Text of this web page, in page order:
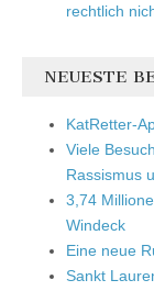
rechtlich
NEUESTE
KatRetter-
Viele
Rassismus
3,74
Windeck
Eine neue
Sankt